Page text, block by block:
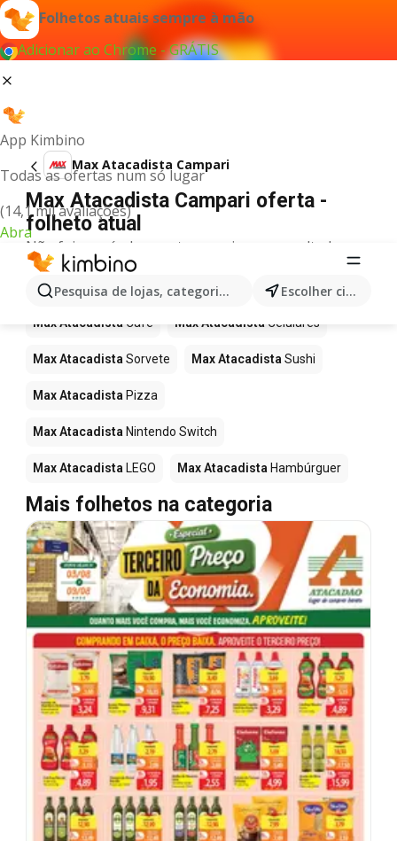
Folhetos atuais sempre à mão
Adicionar ao Chrome - GRÁTIS
App Kimbino
Todas as ofertas num só lugar
(14,1 mil avaliações)
Abra
Pesquisa de lojas, categorias,produtos... Escolher cidade
Max Atacadista Campari
Max Atacadista Campari oferta -
folheto atual
Não foi possível encontrar quaisquer resultados
para este termo.
Mais produtos em Max Atacadista
Max Atacadista Café Max Atacadista Celulares
Max Atacadista Sorvete Max Atacadista Sushi
Max Atacadista Pizza
Max Atacadista Nintendo Switch
Max Atacadista LEGO Max Atacadista Hambúrguer
Mais folhetos na categoria